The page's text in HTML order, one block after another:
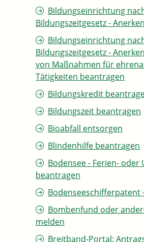
Bildungseinrichtung
Bildungszeitgesetz -
Bildungseinrichtung
Bildungszeitgesetz -
von Maßnahmen für
Tätigkeiten beantragen
Bildungskredit
Bildungszeit beantragen
Bioabfall entsorgen
Blindenhilfe beantragen
Bodensee - Ferien-
beantragen
Bodenseeschifferpatent
Bombenfund oder
melden
Breitband-Portal: